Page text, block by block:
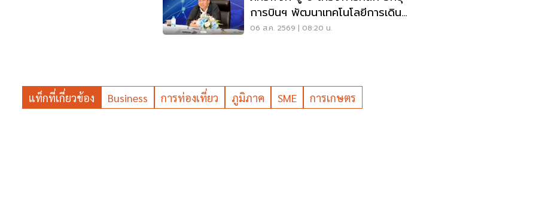
การบินฯ พัฒนาเทคโนโลยีการเดิน
อากาศ การบินยุคใหม่
06 ส.ค. 2569 | 08:20 น.
แท็กที่เกี่ยวข้อง Business การท่องเที่ยว ภูมิภาค SME การเกษตร